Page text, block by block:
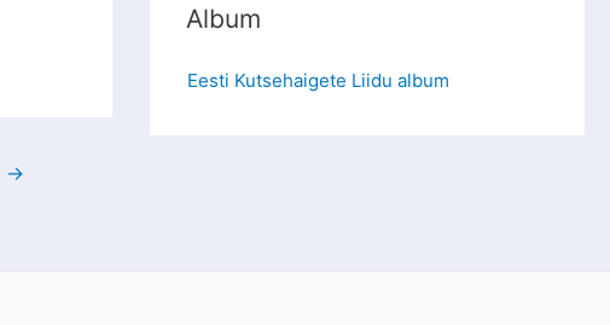
→
Album
Eesti Kutsehaigete Liidu album